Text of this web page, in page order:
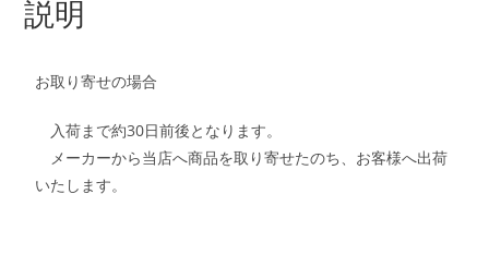
説明
お取り寄せの場合
入荷まで約30日前後となります。
メーカーから当店へ商品を取り寄せたのち、お客様へ出荷
いたします。